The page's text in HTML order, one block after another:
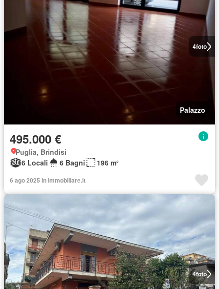
4foto
Palazzo
495.000 €
Puglia, Brindisi
6 Locali
6 Bagni 196 m²
6 ago 2025 in Immobiliare.it
4foto